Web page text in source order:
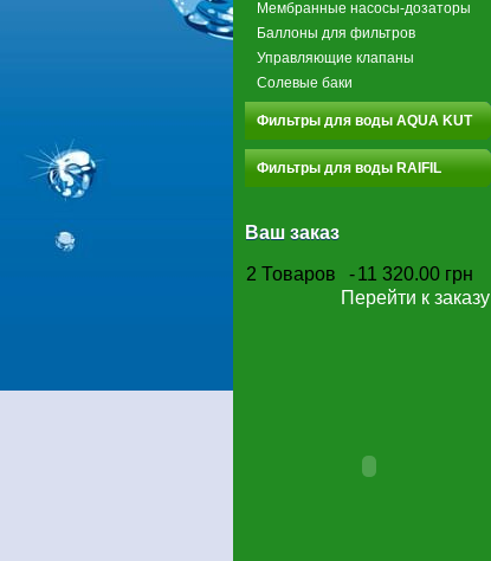
Мембранные насосы-дозаторы
Баллоны для фильтров
Управляющие клапаны
Солевые баки
Фильтры для воды AQUA KUT
Фильтры для воды RAIFIL
Ваш заказ
2 Товаров -11 320.00 грн
Перейти к заказу